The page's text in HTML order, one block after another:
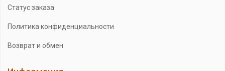
Статус заказа
Политика конфиденциальности
Возврат и обмен